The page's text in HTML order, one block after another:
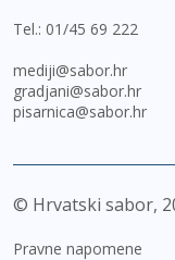
Tel.: 01/45 69 222
mediji@sabor.hr
gradjani@sabor.hr
pisarnica@sabor.hr
© Hrvatski sabor,
Pravne napomene